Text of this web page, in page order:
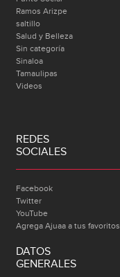
Ramos Arizpe
saltillo
Salud y Belleza
Sin categoría
Sinaloa
Tamaulipas
Videos
REDES
SOCIALES
Facebook
Twitter
YouTube
Agrega Ajuaa a tus favoritos
DATOS
GENERALES